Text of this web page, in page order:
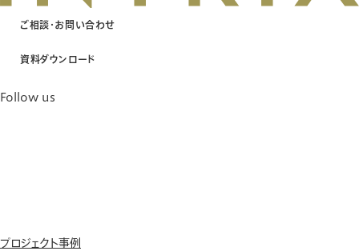
ご相談・お問い合わせ
資料ダウンロード
Follow us
プロジェクト事例